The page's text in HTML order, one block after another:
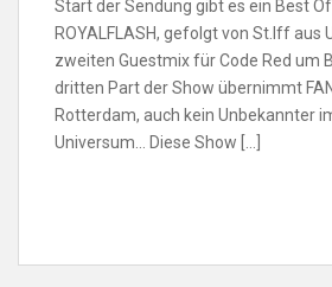
Start der Sendung gibt es ein Best
ROYALFLASH, gefolgt von St.Iff aus
zweiten Guestmix für Code Red um
dritten Part der Show übernimmt
Rotterdam, auch kein Unbekannter
Universum… Diese Show […]